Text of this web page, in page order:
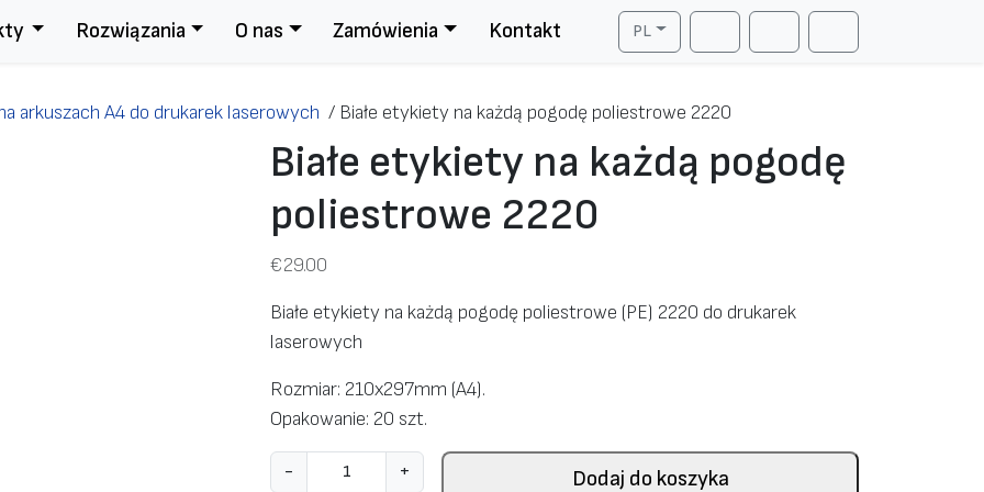
Rozwiązania O nas Zamówienia Kontakt
PL
Search AccountCart
arkuszach A4 do drukarek laserowych / Białe etykiety na każdą pogodę poliestrowe 2220
Białe etykiety na każdą pogodę
poliestrowe 2220
€29.00
Białe etykiety na każdą pogodę poliestrowe (PE) 2220 do drukarek
laserowych
Rozmiar: 210x297mm (A4).
Opakowanie: 20 szt.
- + Dodaj do koszyka